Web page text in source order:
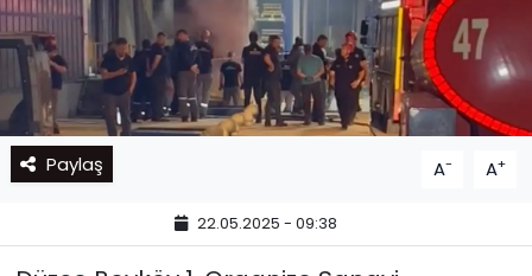
Paylaş A- A+
22.05.2025 - 09:38